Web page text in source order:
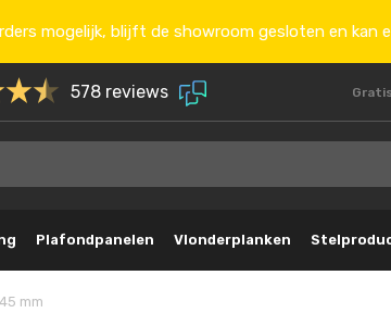
mogelijk, blijft de showroom gesloten en
578 reviews
Plafondpanelen Vlonderplanken
mm